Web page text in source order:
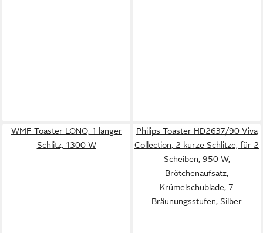
WMF Toaster LONO, 1 langer
Schlitz, 1300 W
Philips Toaster HD2637/90 Viva
Collection, 2 kurze Schlitze, für 2
Scheiben, 950 W,
Brötchenaufsatz,
Krümelschublade, 7
Bräunungsstufen, Silber